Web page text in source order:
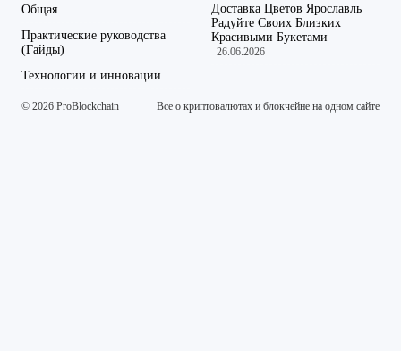
Общая
Практические руководства
(Гайды)
Технологии и инновации
Доставка Цветов Ярославль
Радуйте Своих Близких
Красивыми Букетами
26.06.2026
© 2026 ProBlockchain Все о криптовалютах и блокчейне на одном сайте